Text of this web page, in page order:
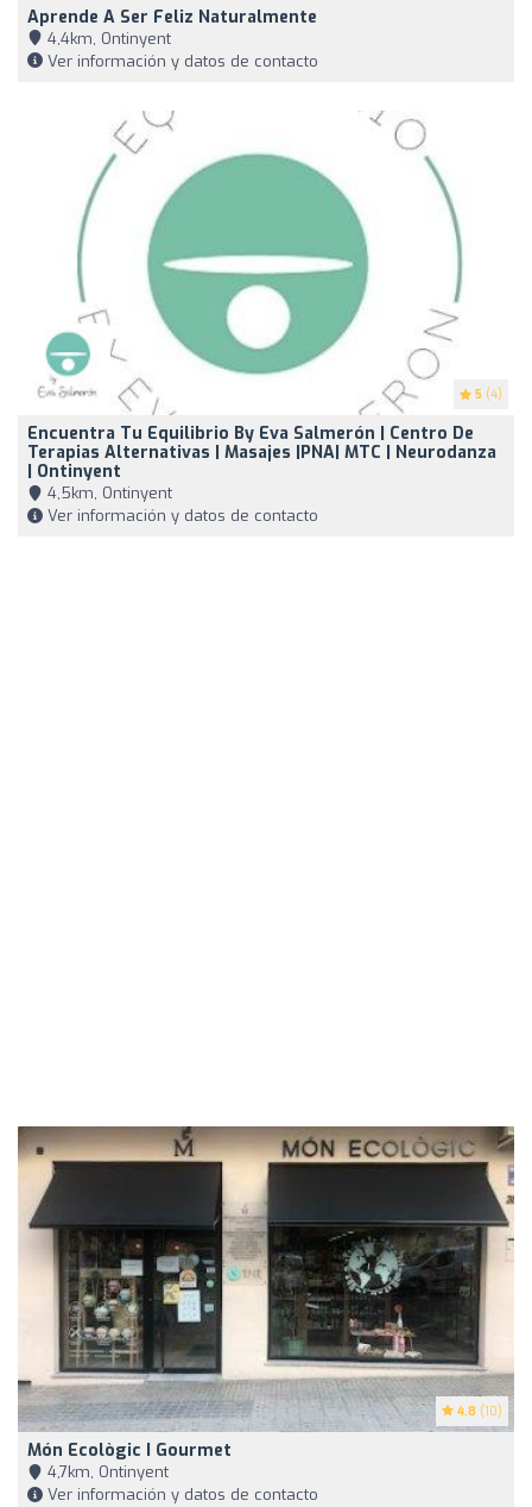
Aprende A Ser Feliz Naturalmente
4,4km, Ontinyent
Ver información y datos de contacto
5 (4)
Encuentra Tu Equilibrio By Eva Salmerón | Centro De
Terapias Alternativas | Masajes |PNA| MTC | Neurodanza
| Ontinyent
4,5km, Ontinyent
Ver información y datos de contacto
4.8 (10)
Món Ecològic I Gourmet
4,7km, Ontinyent
Ver información y datos de contacto